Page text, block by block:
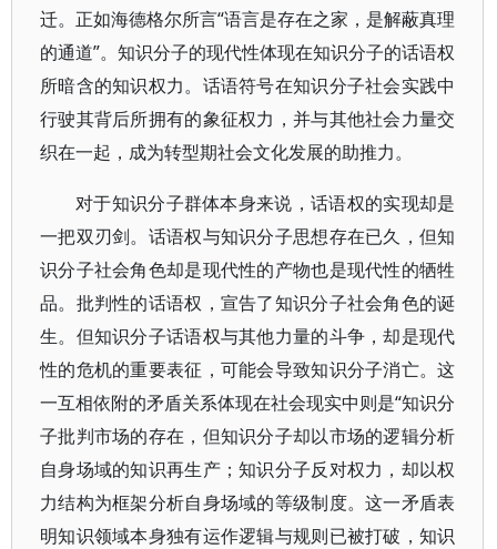
迁。正如海德格尔所言“语言是存在之家，是解蔽真理
的通道”。知识分子的现代性体现在知识分子的话语权
所暗含的知识权力。话语符号在知识分子社会实践中
行驶其背后所拥有的象征权力，并与其他社会力量交
织在一起，成为转型期社会文化发展的助推力。
对于知识分子群体本身来说，话语权的实现却是
一把双刃剑。话语权与知识分子思想存在已久，但知
识分子社会角色却是现代性的产物也是现代性的牺牲
品。批判性的话语权，宣告了知识分子社会角色的诞
生。但知识分子话语权与其他力量的斗争，却是现代
性的危机的重要表征，可能会导致知识分子消亡。这
一互相依附的矛盾关系体现在社会现实中则是“知识分
子批判市场的存在，但知识分子却以市场的逻辑分析
自身场域的知识再生产；知识分子反对权力，却以权
力结构为框架分析自身场域的等级制度。这一矛盾表
明知识领域本身独有运作逻辑与规则已被打破，知识